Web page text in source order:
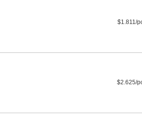
$1.811/
$2.625/